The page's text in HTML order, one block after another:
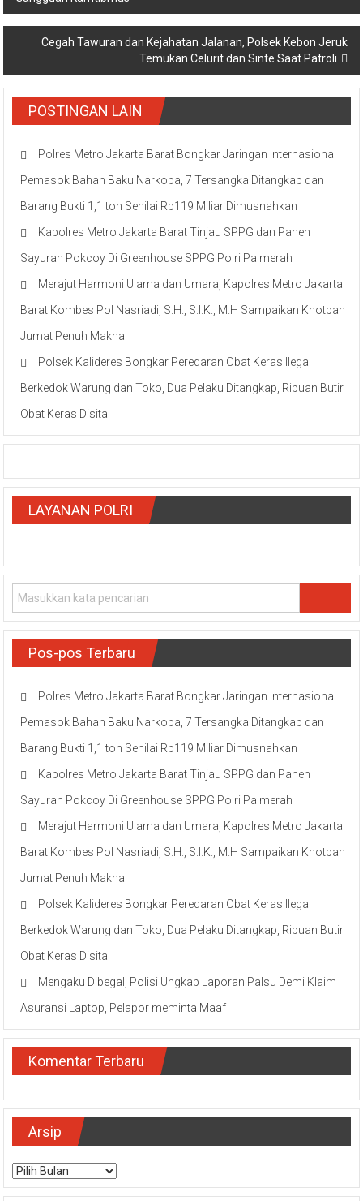
pos
Cegah Tawuran dan Kejahatan Jalanan, Polsek Kebon Jeruk
Temukan Celurit dan Sinte Saat Patroli
POSTINGAN LAIN
Polres Metro Jakarta Barat Bongkar Jaringan Internasional
Pemasok Bahan Baku Narkoba, 7 Tersangka Ditangkap dan
Barang Bukti 1,1 ton Senilai Rp119 Miliar Dimusnahkan
Kapolres Metro Jakarta Barat Tinjau SPPG dan Panen
Sayuran Pokcoy Di Greenhouse SPPG Polri Palmerah
Merajut Harmoni Ulama dan Umara, Kapolres Metro Jakarta
Barat Kombes Pol Nasriadi, S.H., S.I.K., M.H Sampaikan Khotbah
Jumat Penuh Makna
Polsek Kalideres Bongkar Peredaran Obat Keras Ilegal
Berkedok Warung dan Toko, Dua Pelaku Ditangkap, Ribuan Butir
Obat Keras Disita
LAYANAN POLRI
Pos-pos Terbaru
Polres Metro Jakarta Barat Bongkar Jaringan Internasional
Pemasok Bahan Baku Narkoba, 7 Tersangka Ditangkap dan
Barang Bukti 1,1 ton Senilai Rp119 Miliar Dimusnahkan
Kapolres Metro Jakarta Barat Tinjau SPPG dan Panen
Sayuran Pokcoy Di Greenhouse SPPG Polri Palmerah
Merajut Harmoni Ulama dan Umara, Kapolres Metro Jakarta
Barat Kombes Pol Nasriadi, S.H., S.I.K., M.H Sampaikan Khotbah
Jumat Penuh Makna
Polsek Kalideres Bongkar Peredaran Obat Keras Ilegal
Berkedok Warung dan Toko, Dua Pelaku Ditangkap, Ribuan Butir
Obat Keras Disita
Mengaku Dibegal, Polisi Ungkap Laporan Palsu Demi Klaim
Asuransi Laptop, Pelapor meminta Maaf
Komentar Terbaru
Arsip
Arsip